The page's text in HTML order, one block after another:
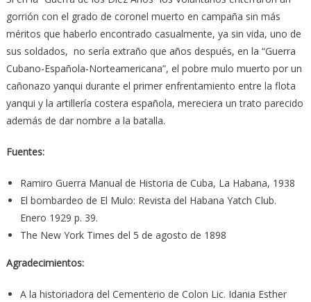
gorrión con el grado de coronel muerto en campaña sin más
méritos que haberlo encontrado casualmente, ya sin vida, uno de
sus soldados, no sería extraño que años después, en la “Guerra
Cubano-Española-Norteamericana”, el pobre mulo muerto por un
cañonazo yanqui durante el primer enfrentamiento entre la flota
yanqui y la artillería costera española, mereciera un trato parecido
además de dar nombre a la batalla.
Fuentes:
Ramiro Guerra Manual de Historia de Cuba, La Habana, 1938
El bombardeo de El Mulo: Revista del Habana Yatch Club.
Enero 1929 p. 39.
The New York Times del 5 de agosto de 1898
Agradecimientos:
A la historiadora del Cementerio de Colon Lic. Idania Esther